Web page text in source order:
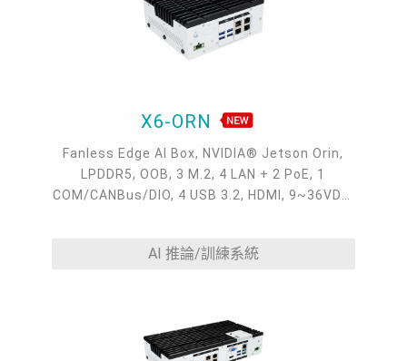
X6-ORN
Fanless Edge AI Box, NVIDIA® Jetson Orin,
LPDDR5, OOB, 3 M.2, 4 LAN + 2 PoE, 1
COM/CANBus/DIO, 4 USB 3.2, HDMI, 9~36VDC,
AI 推論/訓練系統